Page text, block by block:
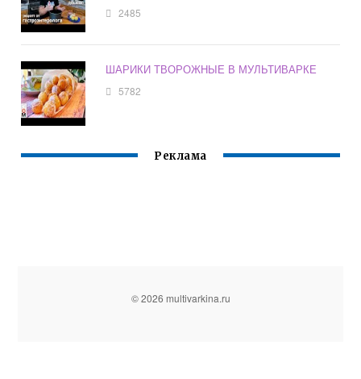
2485
ШАРИКИ ТВОРОЖНЫЕ В МУЛЬТИВАРКЕ
5782
Реклама
© 2026 multivarkina.ru